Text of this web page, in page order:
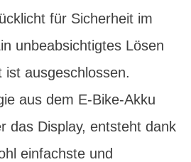
für Sicherheit im
unbeabsichtigtes Lösen
ausgeschlossen.
aus dem E-Bike-Akku
das Display, entsteht dank
einfachste und